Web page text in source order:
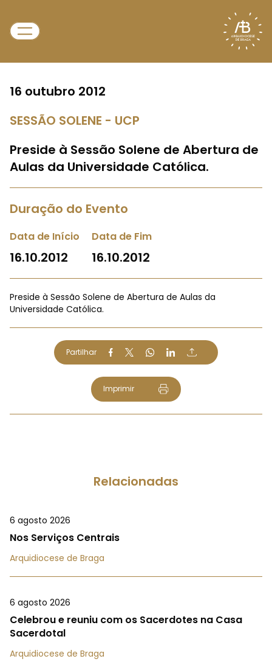
16 outubro 2012
SESSÃO SOLENE - UCP
Preside à Sessão Solene de Abertura de
Aulas da Universidade Católica.
Duração do Evento
Data de Início
16.10.2012
Data de Fim
16.10.2012
Preside à Sessão Solene de Abertura de Aulas da
Universidade Católica.
Partilhar
Imprimir
Relacionadas
6 agosto 2026
Nos Serviços Centrais
Arquidiocese de Braga
6 agosto 2026
Celebrou e reuniu com os Sacerdotes na Casa
Sacerdotal
Arquidiocese de Braga